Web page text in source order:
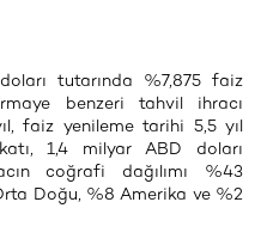
tutarında %7,875 faiz
benzeri tahvil ihracı
faiz yenileme tarihi 5,5 yıl
1,4 milyar ABD doları
coğrafi dağılımı %43
Doğu, %8 Amerika ve %2